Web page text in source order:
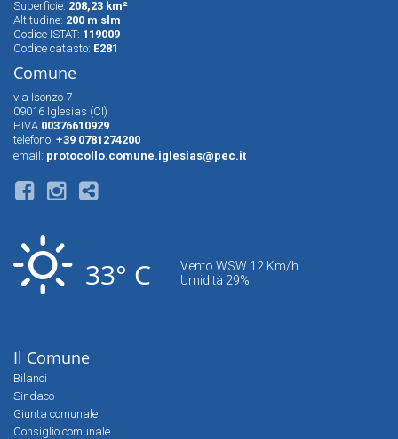
Superfìcie: 208,23 km²
Altitudine: 200 m slm
Codice ISTAT: 119009
Codice catasto: E281
Comune
via Isonzo 7
09016 Iglesias (CI)
P.IVA 00376610929
telefono: +39 0781274200
email: protocollo.comune.iglesias@pec.it
33° C
Vento WSW 12 Km/h
Umidità 29%
Il Comune
Bilanci
Sindaco
Giunta comunale
Consiglio comunale